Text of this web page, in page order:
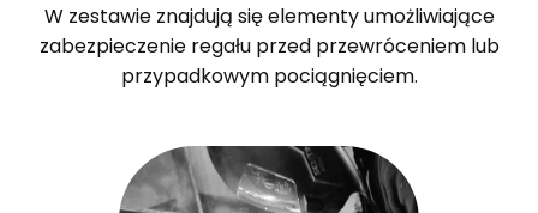
W zestawie znajdują się elementy umożliwiające
zabezpieczenie regału przed przewróceniem lub
przypadkowym pociągnięciem.